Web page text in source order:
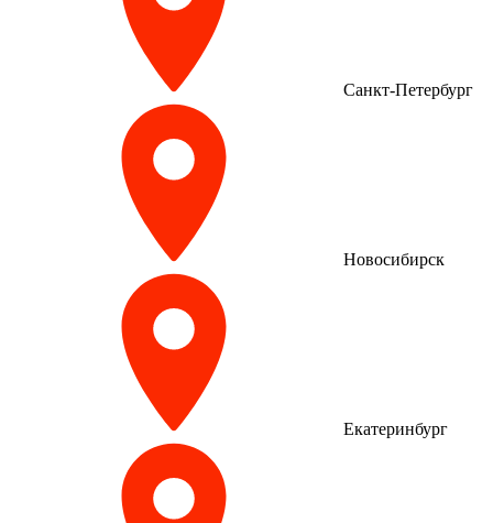
Санкт-Петербург
Новосибирск
Екатеринбург